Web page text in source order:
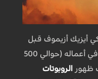
أيزيك أزيموف قبل
عدة سنوات بعددا من التنبؤات في أعماله (حوالي 500
ظهور
الروبوتات